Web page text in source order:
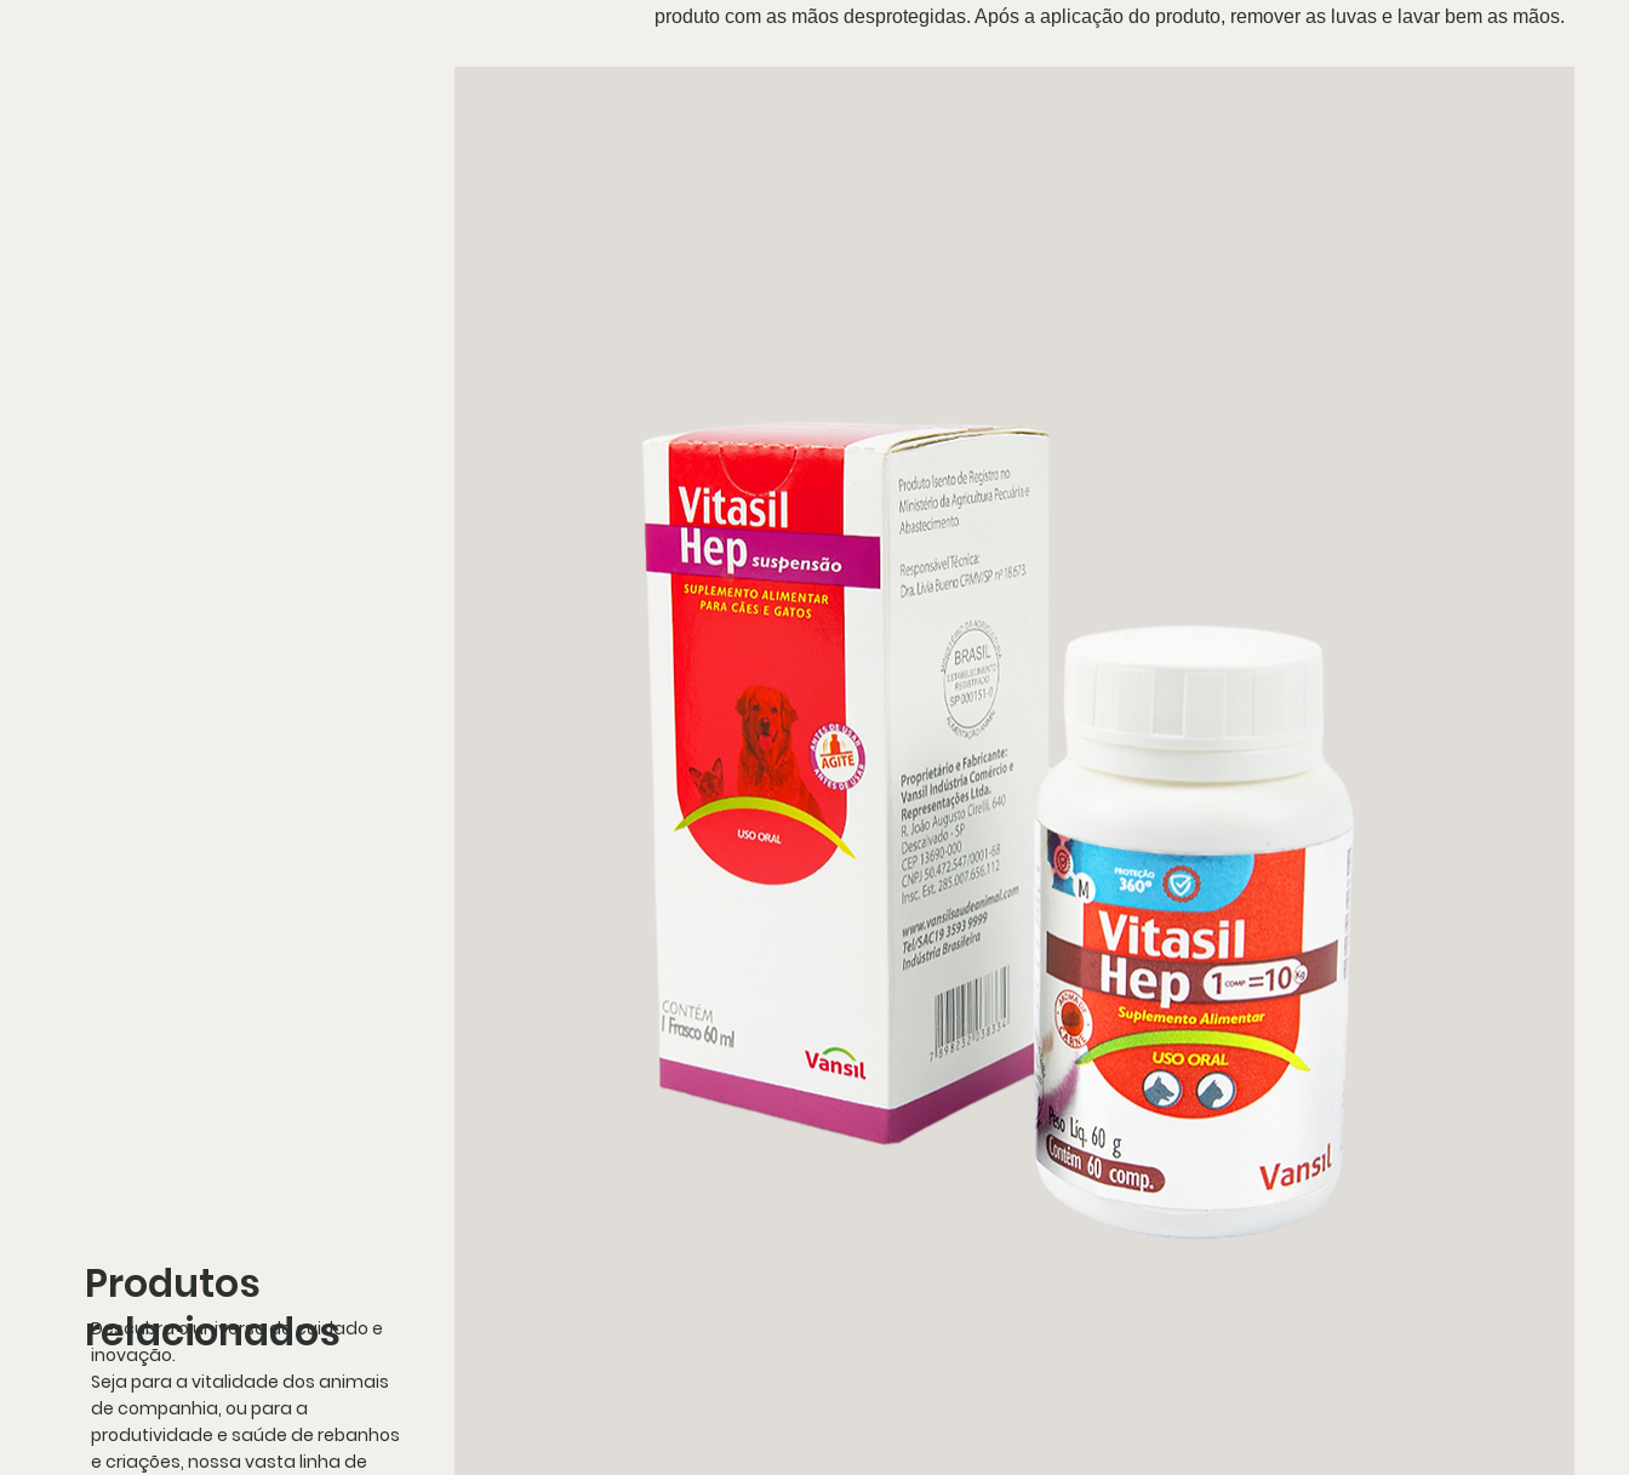
produto com as mãos desprotegidas. Após a aplicação do produto, remover as luvas e lavar bem as mãos.
Produtos
relacionados
Descubra o universo de cuidado e
inovação.
Seja para a vitalidade dos animais
de companhia, ou para a
produtividade e saúde de rebanhos
e criações, nossa vasta linha de